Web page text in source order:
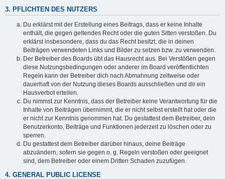
3. PFLICHTEN DES NUTZERS
Du erklärst mit der Erstellung eines Beitrags, dass er keine Inhalte
enthält, die gegen geltendes Recht oder die guten Sitten verstoßen. Du
erklärst insbesondere, dass du das Recht besitzt, die in deinen
Beiträgen verwendeten Links und Bilder zu setzen bzw. zu verwenden.
Der Betreiber des Boards übt das Hausrecht aus. Bei Verstößen gegen
diese Nutzungsbedingungen oder anderer im Board veröffentlichten
Regeln kann der Betreiber dich nach Abmahnung zeitweise oder
dauerhaft von der Nutzung dieses Boards ausschließen und dir ein
Hausverbot erteilen.
Du nimmst zur Kenntnis, dass der Betreiber keine Verantwortung für die
Inhalte von Beiträgen übernimmt, die er nicht selbst erstellt hat oder die
er nicht zur Kenntnis genommen hat. Du gestattest dem Betreiber, dein
Benutzerkonto, Beiträge und Funktionen jederzeit zu löschen oder zu
sperren.
Du gestattest dem Betreiber darüber hinaus, deine Beiträge
abzuändern, sofern sie gegen o. g. Regeln verstoßen oder geeignet
sind, dem Betreiber oder einem Dritten Schaden zuzufügen.
4. GENERAL PUBLIC LICENSE